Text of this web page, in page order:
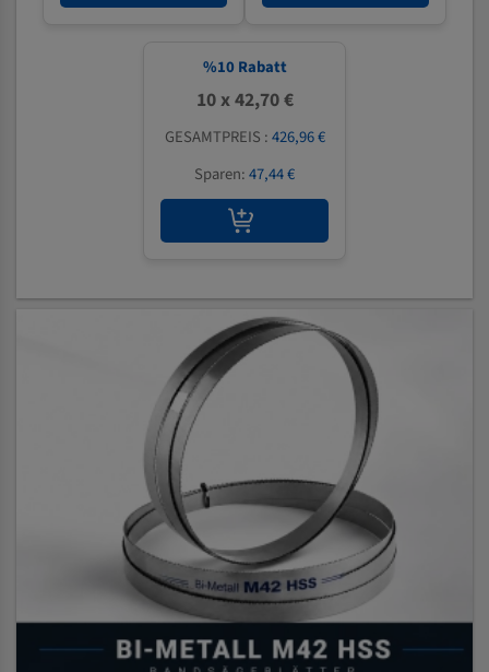
%10 Rabatt
10 x 42,70 €
GESAMTPREIS :426,96 €
Sparen:47,44 €